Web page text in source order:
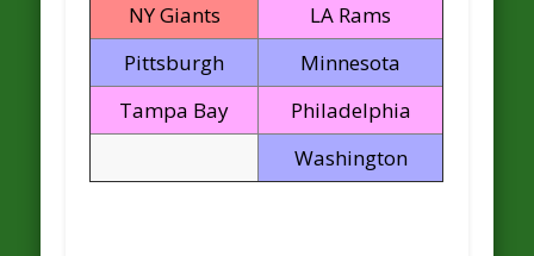
NY Giants
LA Rams
Pittsburgh
Minnesota
Tampa Bay
Philadelphia
Washington